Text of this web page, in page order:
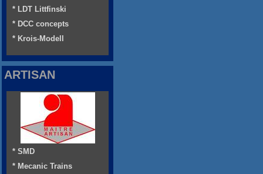
* LDT Littfinski
* DCC concepts
* Krois-Modell
ARTISAN
* SMD
* Mecanic Trains